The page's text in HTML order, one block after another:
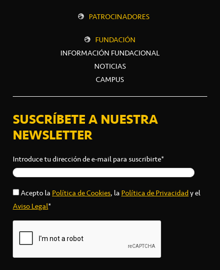
PATROCINADORES
FUNDACIÓN
INFORMACIÓN FUNDACIONAL
NOTICIAS
CAMPUS
SUSCRÍBETE A NUESTRA
NEWSLETTER
Introduce tu dirección de e-mail para suscribirte*
Acepto laPolítica de Cookies, laPolítica de Privacidady el
Aviso Legal*